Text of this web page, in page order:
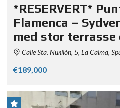
*RESERVERT*
Flamenca –
med stor
Calle Sta. Nunilón, 5, La Calma,
€189,000